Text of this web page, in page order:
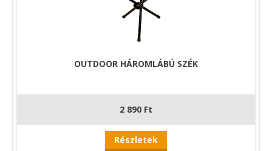
OUTDOOR HÁROMLÁBÚ SZÉK
2 890 Ft
Részletek